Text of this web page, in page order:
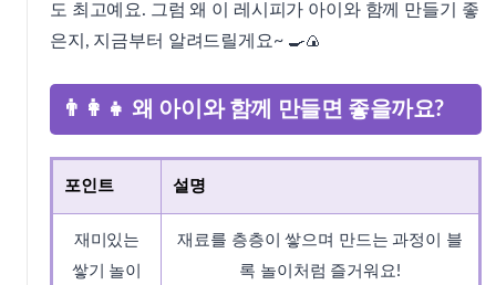
도 최고예요. 그럼 왜 이 레시피가 아이와 함께 만들기 좋
은지, 지금부터 알려드릴게요~ 🍳🍙
👨‍👩‍👧 왜 아이와 함께 만들면 좋을까요?
포인트 설명
재미있는
쌓기 놀이
재료를 층층이 쌓으며 만드는 과정이 블
록 놀이처럼 즐거워요!